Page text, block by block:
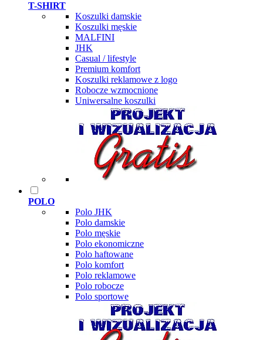
T-SHIRT
Koszulki damskie
Koszulki męskie
MALFINI
JHK
Casual / lifestyle
Premium komfort
Koszulki reklamowe z logo
Robocze wzmocnione
Uniwersalne koszulki
POLO
Polo JHK
Polo damskie
Polo męskie
Polo ekonomiczne
Polo haftowane
Polo komfort
Polo reklamowe
Polo robocze
Polo sportowe